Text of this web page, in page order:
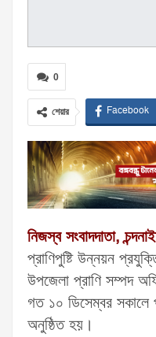
0
শেয়ার Facebook
নিজস্ব সংবাদদাতা,
প্রাণিপুষ্টি উন্নয়ন
উপজেলা প্রাণি সম্পদ
গত ১০ ডিসেম্বর সকালে
অনুষ্ঠিত হয়।